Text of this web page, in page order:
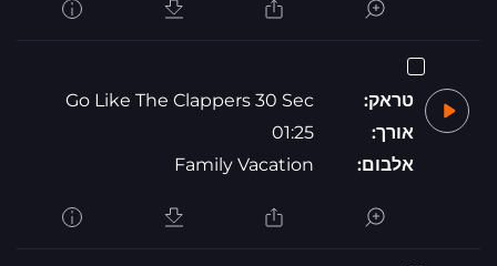
טראק:
Go Like The Clappers 30 Sec
אורך:
01:25
אלבום:
Family Vacation